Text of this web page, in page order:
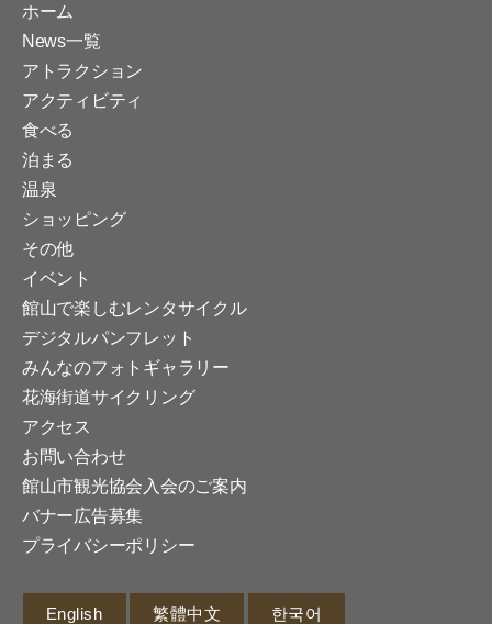
ホーム
News一覧
アトラクション
アクティビティ
食べる
泊まる
温泉
ショッピング
その他
イベント
館山で楽しむレンタサイクル
デジタルパンフレット
みんなのフォトギャラリー
花海街道サイクリング
アクセス
お問い合わせ
館山市観光協会入会のご案内
バナー広告募集
プライバシーポリシー
English 繁體中文 한국어